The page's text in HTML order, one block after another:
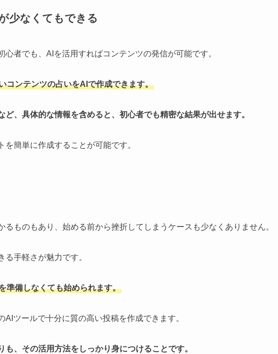
少なくてもできる
者でも、AIを活用すればコンテンツの発信が可能です。
コンテンツの占いをAIで作成できます。
ど、具体的な情報を含めると、初心者でも精密な結果が出せます。
簡単に作成することが可能です。
ものもあり、始める前から挫折してしまうケースも少なくありません。
手軽さが魅力です。
準備しなくても始められます。
ツールで十分に質の高い投稿を作成できます。
、その活用方法をしっかり身につけることです。